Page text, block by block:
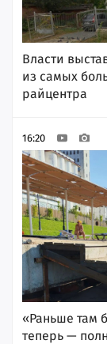
Власти
из самых
райцентра
16:20
«Раньше там
теперь —